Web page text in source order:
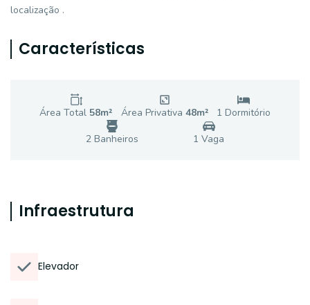
localização .
Características
Área Total 58m² Área Privativa 48m² 1 Dormitório
2 Banheiros 1 Vaga
Infraestrutura
Elevador